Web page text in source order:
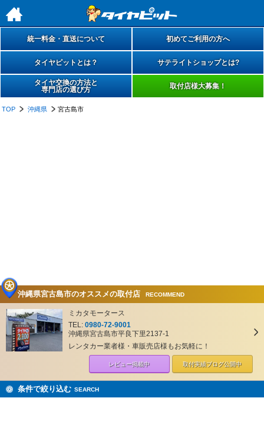
h
統一料金・直送について 初めてご利用の方へ
タイヤピットとは？ サテライトショップとは?
タイヤ交換の方法と
専門店の選び方
取付店様大募集！
TOP 沖縄県 宮古島市
沖縄県宮古島市のオススメの取付店 RECOMMEND
ミカタモータース
TEL: 0980-72-9001
沖縄県宮古島市平良下里2137-1
レンタカー業者様・車販売店様もお気軽に！
レビュー掲載中 取付実績ブログ公開中
条件で絞り込む SEARCH